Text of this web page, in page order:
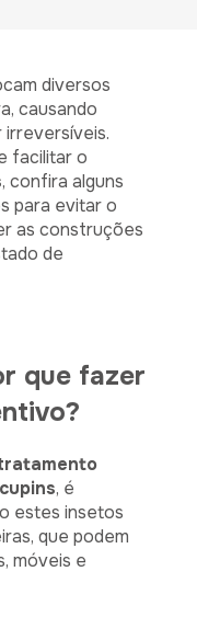
diversos
causando
facilitar o
, confira alguns
para evitar o
as construções
de
que fazer
, é
estes insetos
que podem
móveis e